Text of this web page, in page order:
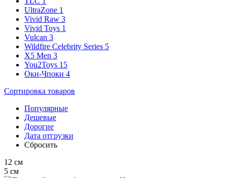
UltraZone 1
Vivid Raw 3
Vivid Toys 1
Vulcan 3
Wildfire Celebrity Series 5
X5 Men 3
You2Toys 15
Оки-Чпоки 4
Сортировка товаров
Популярные
Дешевые
Дорогие
Дата отгрузки
Сбросить
12 см
5 см